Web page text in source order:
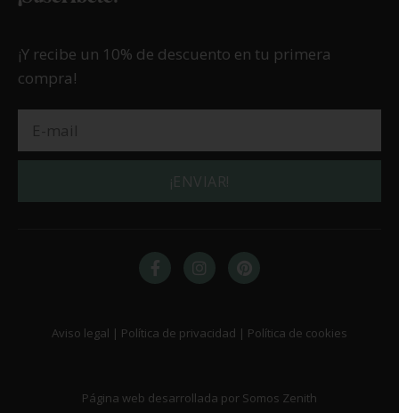
¡Y recibe un 10% de descuento en tu primera
compra!
¡ENVIAR!
Aviso legal | Política de privacidad | Política de cookies
Página web desarrollada por Somos Zenith